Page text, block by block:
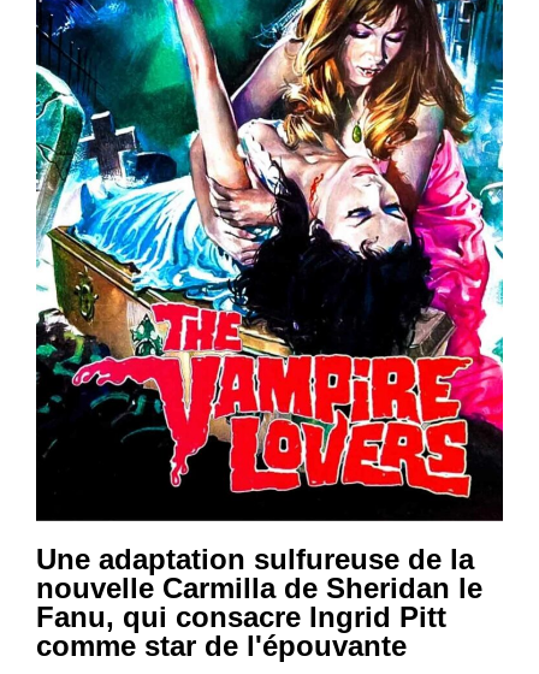
Une adaptation sulfureuse de la
nouvelle Carmilla de Sheridan le
Fanu, qui consacre Ingrid Pitt
comme star de l'épouvante